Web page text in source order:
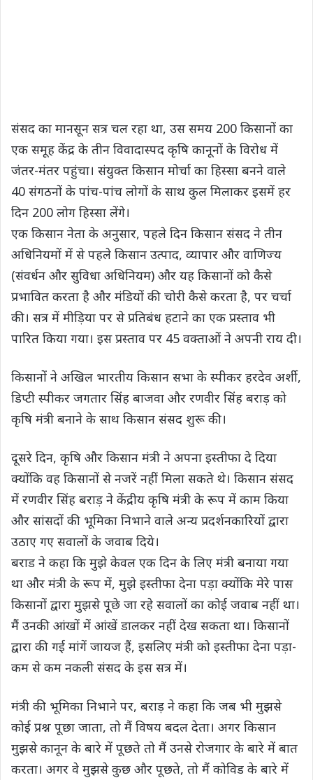
संसद का मानसून सत्र चल रहा था, उस समय 200 किसानों का
एक समूह केंद्र के तीन विवादास्पद कृषि कानूनों के विरोध में
जंतर-मंतर पहुंचा। संयुक्त किसान मोर्चा का हिस्सा बनने वाले
40 संगठनों के पांच-पांच लोगों के साथ कुल मिलाकर इसमें हर
दिन 200 लोग हिस्सा लेंगे।
एक किसान नेता के अनुसार, पहले दिन किसान संसद ने तीन
अधिनियमों में से पहले किसान उत्पाद, व्यापार और वाणिज्य
(संवर्धन और सुविधा अधिनियम) और यह किसानों को कैसे
प्रभावित करता है और मंडियों की चोरी कैसे करता है, पर चर्चा
की। सत्र में मीड़िया पर से प्रतिबंध हटाने का एक प्रस्ताव भी
पारित किया गया। इस प्रस्ताव पर 45 वक्ताओं ने अपनी राय दी।
किसानों ने अखिल भारतीय किसान सभा के स्पीकर हरदेव अर्शी,
डिप्टी स्पीकर जगतार सिंह बाजवा और रणवीर सिंह बराड़ को
कृषि मंत्री बनाने के साथ किसान संसद शुरू की।
दूसरे दिन, कृषि और किसान मंत्री ने अपना इस्तीफा दे दिया
क्योंकि वह किसानों से नजरें नहीं मिला सकते थे। किसान संसद
में रणवीर सिंह बराड़ ने केंद्रीय कृषि मंत्री के रूप में काम किया
और सांसदों की भूमिका निभाने वाले अन्य प्रदर्शनकारियों द्वारा
उठाए गए सवालों के जवाब दिये।
बराड ने कहा कि मुझे केवल एक दिन के लिए मंत्री बनाया गया
था और मंत्री के रूप में, मुझे इस्तीफा देना पड़ा क्योंकि मेरे पास
किसानों द्वारा मुझसे पूछे जा रहे सवालों का कोई जवाब नहीं था।
मैं उनकी आंखों में आंखें डालकर नहीं देख सकता था। किसानों
द्वारा की गई मांगें जायज हैं, इसलिए मंत्री को इस्तीफा देना पड़ा-
कम से कम नकली संसद के इस सत्र में।
मंत्री की भूमिका निभाने पर, बराड़ ने कहा कि जब भी मुझसे
कोई प्रश्न पूछा जाता, तो मैं विषय बदल देता। अगर किसान
मुझसे कानून के बारे में पूछते तो मैं उनसे रोजगार के बारे में बात
करता। अगर वे मुझसे कुछ और पूछते, तो मैं कोविड के बारे में